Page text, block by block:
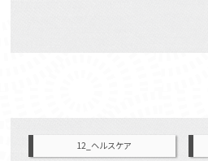
12_ヘルスケア